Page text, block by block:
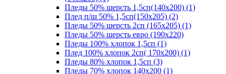
Пледы 50% шерсть 1,5сп(140х200) (1)
Плед п/ш 50% 1,5сп(150х205) (2)
Пледы 50% шерсть 2сп (165х205) (1)
Пледы 50% шерсть евро (190х220)
Пледы 100% хлопок 1,5сп (1)
Плед 100% хлопок 2сп( 170х200) (1)
Пледы 80% хлопок 1,5сп (3)
Пледы 70% хлопок 140х200 (1)